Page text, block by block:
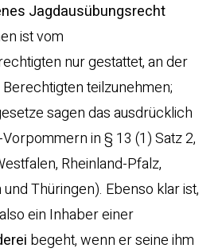
Jagdausübungsrecht
ist vom
nur gestattet, an der
teilzunehmen;
sagen das ausdrücklich
in § 13 (1) Satz 2,
Rheinland-Pfalz,
Thüringen). Ebenso klar ist,
ein Inhaber einer
begeht, wenn er seine ihm